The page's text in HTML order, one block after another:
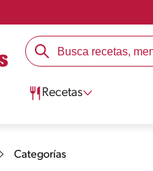
Recetas
Categorías